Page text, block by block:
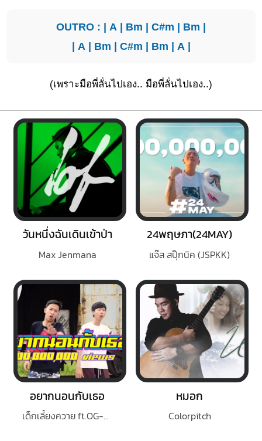
OUTRO : | A | Bm | C#m | Bm |
| A | Bm | C#m | Bm | A |
(เพราะมือพี่ลั่นไปเอง.. มือพี่ลั่นไปเอง..)
วันหนึ่งฉันเดินเข้าป่า
Max Jenmana
24พฤษภา(24MAY)
แจ๊ส สปุ๊กนิค (JSPKK)
อยากนอนกับเธอ
เด็กเลี้ยงควาย ft.OG-ANIC
หมอก
Colorpitch